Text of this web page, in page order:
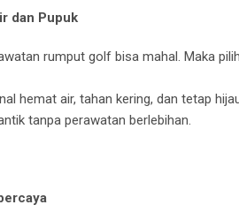
dan Pupuk
rumput golf bisa mahal. Maka
hemat air, tahan kering, dan tetap
tanpa perawatan berlebihan.